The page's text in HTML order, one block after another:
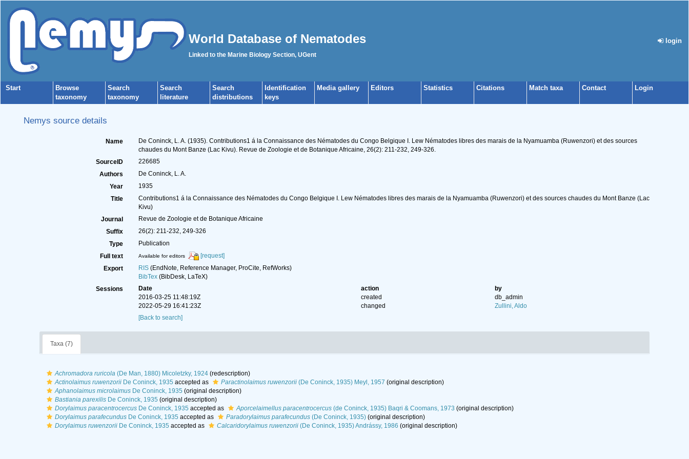
World Database of Nematodes
Linked to the Marine Biology Section, UGent
login
Start
Browse
taxonomy
Search
taxonomy
Search
literature
Search
distributions
Identification
keys
Media gallery Editors Statistics Citations Match taxa Contact Login
Nemys source details
Name
De Coninck, L. A. (1935). Contributions1 á la Connaissance des Nématodes du Congo Belgique I. Lew Nématodes libres des marais de la Nyamuamba (Ruwenzori) et des sources
chaudes du Mont Banze (Lac Kivu). Revue de Zoologie et de Botanique Africaine, 26(2): 211-232, 249-326.
SourceID
226685
Authors
De Coninck, L. A.
Year
1935
Title
Contributions1 á la Connaissance des Nématodes du Congo Belgique I. Lew Nématodes libres des marais de la Nyamuamba (Ruwenzori) et des sources chaudes du Mont Banze (Lac
Kivu)
Journal
Revue de Zoologie et de Botanique Africaine
Suffix
26(2): 211-232, 249-326
Type
Publication
Full text
Available for editors
[request]
Export
RIS(EndNote, Reference Manager, ProCite, RefWorks)
BibTex(BibDesk, LaTeX)
Sessions
Date action
by
2016-03-25 11:48:19Z
created
db_admin
2022-05-29 16:41:23Z
changed
Zullini, Aldo
[Back to search]
Taxa (7)
Achromadora ruricola (De Man, 1880) Micoletzky, 1924 (redescription)
Actinolaimus ruwenzorii De Coninck, 1935 accepted as Paractinolaimus ruwenzorii (De Coninck, 1935) Meyl, 1957 (original description)
Aphanolaimus microlaimus De Coninck, 1935 (original description)
Bastiania parexilis De Coninck, 1935 (original description)
Dorylaimus paracentrocercus De Coninck, 1935 accepted as Aporcelaimellus paracentrocercus (de Coninck, 1935) Baqri & Coomans, 1973 (original description)
Dorylaimus parafecundus De Coninck, 1935 accepted as Paradorylaimus parafecundus (De Coninck, 1935) (original description)
Dorylaimus ruwenzorii De Coninck, 1935 accepted as Calcaridorylaimus ruwenzorii (De Coninck, 1935) Andrássy, 1986 (original description)